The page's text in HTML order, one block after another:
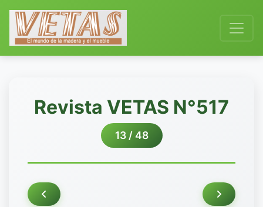
Revista VETAS N°517
13 / 48